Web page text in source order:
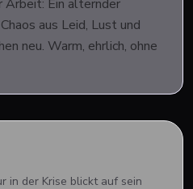
Arbeit: Ein alternder
aus Leid, Lust und
neu. Warm, ehrlich, ohne
in der Krise blickt auf sein